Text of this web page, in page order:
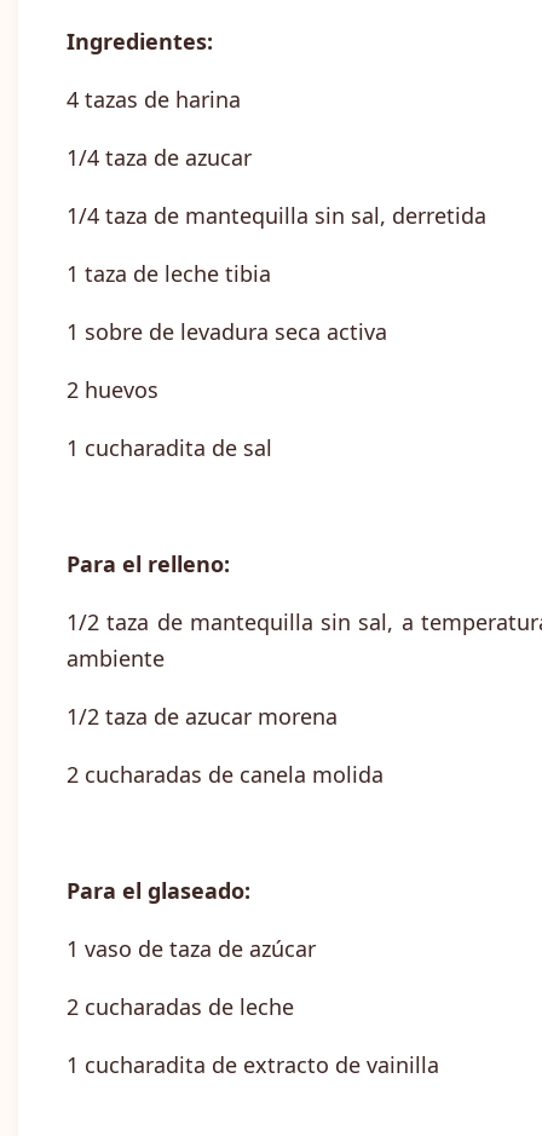
Ingredientes:
4 tazas de harina
1/4 taza de azucar
1/4 taza de mantequilla sin sal, derretida
1 taza de leche tibia
1 sobre de levadura seca activa
2 huevos
1 cucharadita de sal
Para el relleno:
1/2 taza de mantequilla sin sal, a
ambiente
1/2 taza de azucar morena
2 cucharadas de canela molida
Para el glaseado:
1 vaso de taza de azúcar
2 cucharadas de leche
1 cucharadita de extracto de vainilla